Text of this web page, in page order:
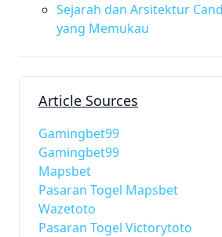
Sejarah dan Arsitektur
yang Memukau
Article Sources
Gamingbet99
Gamingbet99
Mapsbet
Pasaran Togel Mapsbet
Wazetoto
Pasaran Togel Victorytoto